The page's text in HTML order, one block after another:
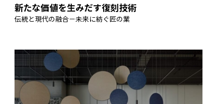
新たな価値を生みだす復刻技術
伝統と現代の融合－未来に紡ぐ匠の業